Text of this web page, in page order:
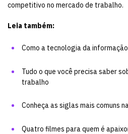
competitivo no mercado de trabalho.
Leia também:
Como a tecnologia da
Tudo o que você precisa saber
trabalho
Conheça as siglas mais comuns
Quatro filmes para quem é